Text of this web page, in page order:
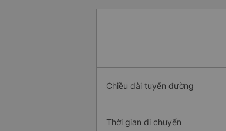
Chiều dài tuyến đường
Thời gian di chuyển